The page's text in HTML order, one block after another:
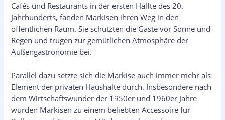
Cafés und Restaurants in der ersten Hälfte des 20.
Jahrhunderts, fanden Markisen ihren Weg in den
öffentlichen Raum. Sie schützten die Gäste vor Sonne und
Regen und trugen zur gemütlichen Atmosphäre der
Außengastronomie bei.
Parallel dazu setzte sich die Markise auch immer mehr als
Element der privaten Haushalte durch. Insbesondere nach
dem Wirtschaftswunder der 1950er und 1960er Jahre
wurden Markisen zu einem beliebten Accessoire für